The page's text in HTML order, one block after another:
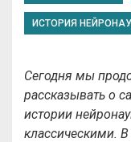
ИСТОРИЯ
Сегодня мы
рассказывать о
истории
классическими.